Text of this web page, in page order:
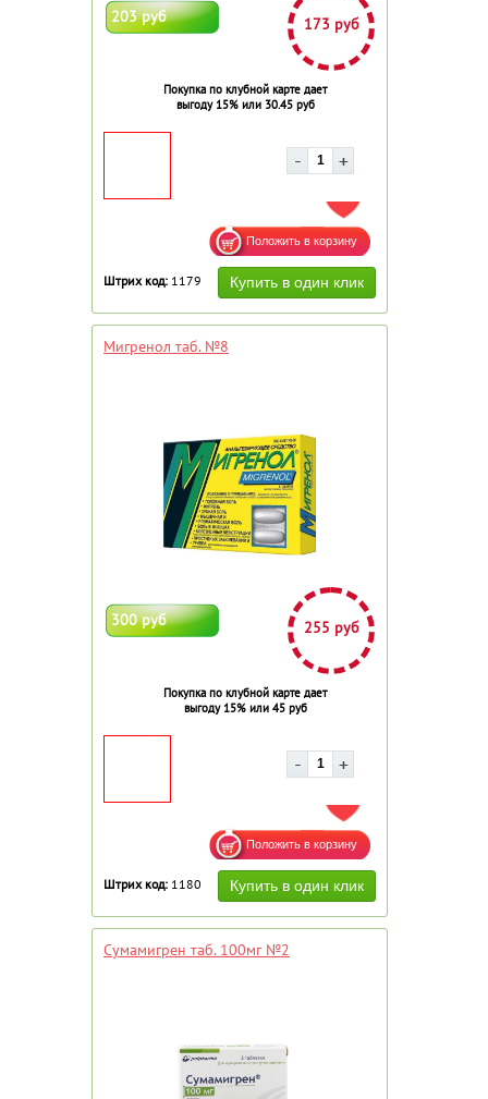
203 руб 173 руб
Покупка по клубной карте дает
выгоду 15% или 30.45 руб
ДОБАВИТЬ В ИЗБРАННОЕ
Штрих код: 1179
Мигренол таб. №8
300 руб 255 руб
Покупка по клубной карте дает
выгоду 15% или 45 руб
ДОБАВИТЬ В ИЗБРАННОЕ
Штрих код: 1180
Сумамигрен таб. 100мг №2